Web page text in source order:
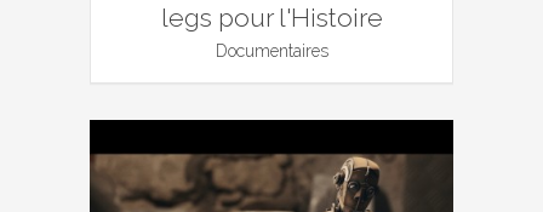
legs pour l'Histoire
Documentaires